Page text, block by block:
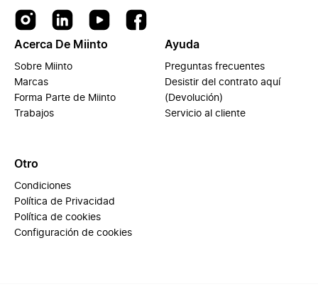
Acerca De Miinto
Sobre Miinto
Marcas
Forma Parte de Miinto
Trabajos
Ayuda
Preguntas frecuentes
Desistir del contrato aquí
(Devolución)
Servicio al cliente
Otro
Condiciones
Política de Privacidad
Política de cookies
Configuración de cookies